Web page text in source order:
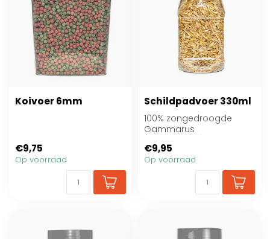
Koivoer 6mm
€9,75
Op voorraad
Schildpadvoer 330ml
100% zongedroogde
Gammarus
Eiwitrijke snack voor alle...
€9,95
Op voorraad